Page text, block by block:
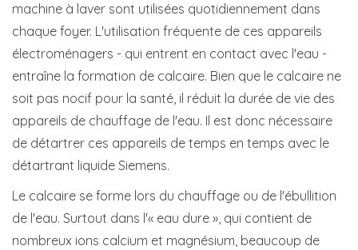
machine à laver sont utilisées quotidiennement dans
chaque foyer. L'utilisation fréquente de ces appareils
électroménagers - qui entrent en contact avec l'eau -
entraîne la formation de calcaire. Bien que le calcaire ne
soit pas nocif pour la santé, il réduit la durée de vie des
appareils de chauffage de l'eau. Il est donc nécessaire
de détartrer ces appareils de temps en temps avec le
détartrant liquide Siemens.
Le calcaire se forme lors du chauffage ou de l'ébullition
de l'eau. Surtout dans l'« eau dure », qui contient de
nombreux ions calcium et magnésium, beaucoup de